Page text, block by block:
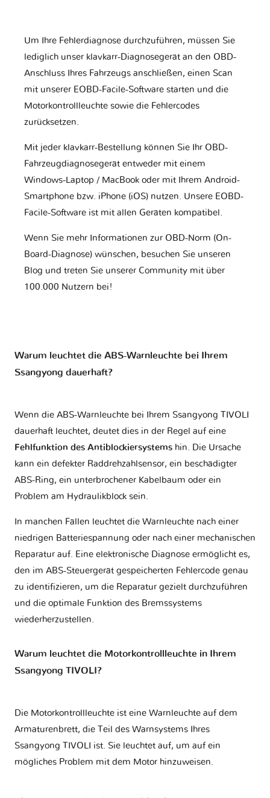
Um Ihre Fehlerdiagnose durchzuführen, müssen Sie
lediglich unser klavkarr-Diagnosegerät an den OBD-
Anschluss Ihres Fahrzeugs anschließen, einen Scan
mit unserer EOBD-Facile-Software starten und die
Motorkontrollleuchte sowie die Fehlercodes
zurücksetzen.
Mit jeder klavkarr-Bestellung können Sie Ihr OBD-
Fahrzeugdiagnosegerät entweder mit einem
Windows-Laptop / MacBook oder mit Ihrem Android-
Smartphone bzw. iPhone (iOS) nutzen. Unsere EOBD-
Facile-Software ist mit allen Geräten kompatibel.
Wenn Sie mehr Informationen zur OBD-Norm (On-
Board-Diagnose) wünschen, besuchen Sie unseren
Blog und treten Sie unserer Community mit über
100.000 Nutzern bei!
Warum leuchtet die ABS-Warnleuchte bei Ihrem
Ssangyong dauerhaft?
Wenn die ABS-Warnleuchte bei Ihrem Ssangyong TIVOLI
dauerhaft leuchtet, deutet dies in der Regel auf eine
Fehlfunktion des Antiblockiersystems hin. Die Ursache
kann ein defekter Raddrehzahlsensor, ein beschädigter
ABS-Ring, ein unterbrochener Kabelbaum oder ein
Problem am Hydraulikblock sein.
In manchen Fällen leuchtet die Warnleuchte nach einer
niedrigen Batteriespannung oder nach einer mechanischen
Reparatur auf. Eine elektronische Diagnose ermöglicht es,
den im ABS-Steuergerät gespeicherten Fehlercode genau
zu identifizieren, um die Reparatur gezielt durchzuführen
und die optimale Funktion des Bremssystems
wiederherzustellen.
Warum leuchtet die Motorkontrollleuchte in Ihrem
Ssangyong TIVOLI?
Die Motorkontrollleuchte ist eine Warnleuchte auf dem
Armaturenbrett, die Teil des Warnsystems Ihres
Ssangyong TIVOLI ist. Sie leuchtet auf, um auf ein
mögliches Problem mit dem Motor hinzuweisen.